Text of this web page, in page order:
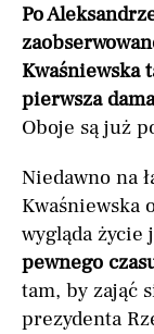
Po
Kwaśniewska
pierwsza
Oboje są już
Niedawno na
Kwaśniewska
wygląda życie
pewnego
tam, by zająć
prezydenta